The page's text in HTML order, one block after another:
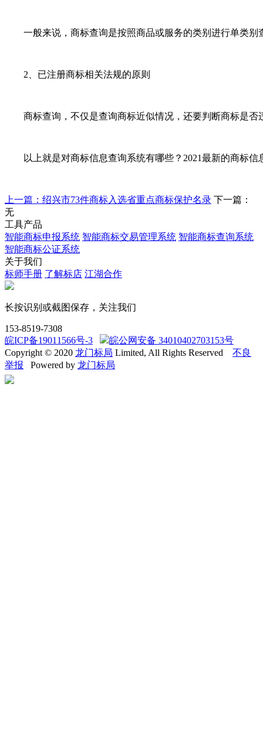
一般来说，商标查询是按照商品或服务的类别进行单类别
2、已注册商标相关法规的原则
商标查询，不仅是查询商标近似情况，还要判断商标是否
以上就是对商标信息查询系统有哪些？2021最新的商标信
上一篇：绍兴市73件商标入选省重点商标保护名录 下一篇：
无
工具产品
智能商标申报系统 智能商标交易管理系统 智能商标查询系统
智能商标公证系统
关于我们
标师手册 了解标店 江湖合作
长按识别或截图保存，关注我们
153-8519-7308
皖ICP备19011566号-3
皖公网安备 34010402703153号
Copyright © 2020 龙门标局 Limited, All Rights Reserved 不良
举报 Powered by 龙门标局